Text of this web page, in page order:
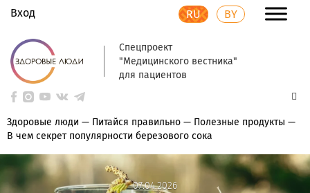
Вход RU BY
Спецпроект
"Медицинского вестника"
для пациентов
Здоровые люди — Питайся правильно — Полезные продукты —
В чем секрет популярности березового сока
07.04.2026